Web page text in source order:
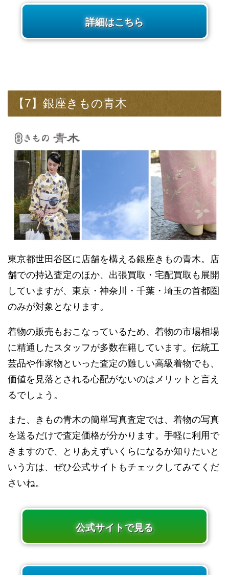
詳細はこちら
【7】銀座きもの青木
東京都世田谷区に店舗を構える銀座きもの青木。店
舗での持込査定のほか、出張買取・宅配買取も展開
していますが、東京・神奈川・千葉・埼玉の首都圏
のみが対象となります。
着物の販売もおこなっているため、着物の市場相場
に精通したスタッフが多数在籍しています。伝統工
芸品や作家物といった査定の難しい高級着物でも、
価値を見落とされる心配がないのはメリットと言え
るでしょう。
また、きもの青木の簡単写真査定では、着物の写真
を送るだけで査定価格が分かります。手軽に利用で
きますので、とりあえずいくらになるか知りたいと
いう方は、ぜひ公式サイトもチェックしてみてくだ
さいね。
公式サイトで見る